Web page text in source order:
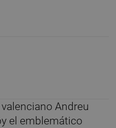
Andreu
el emblemático